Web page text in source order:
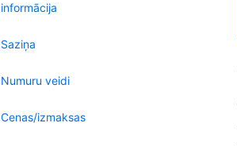
informācija
Saziņa
Numuru veidi
Cenas/izmaksas